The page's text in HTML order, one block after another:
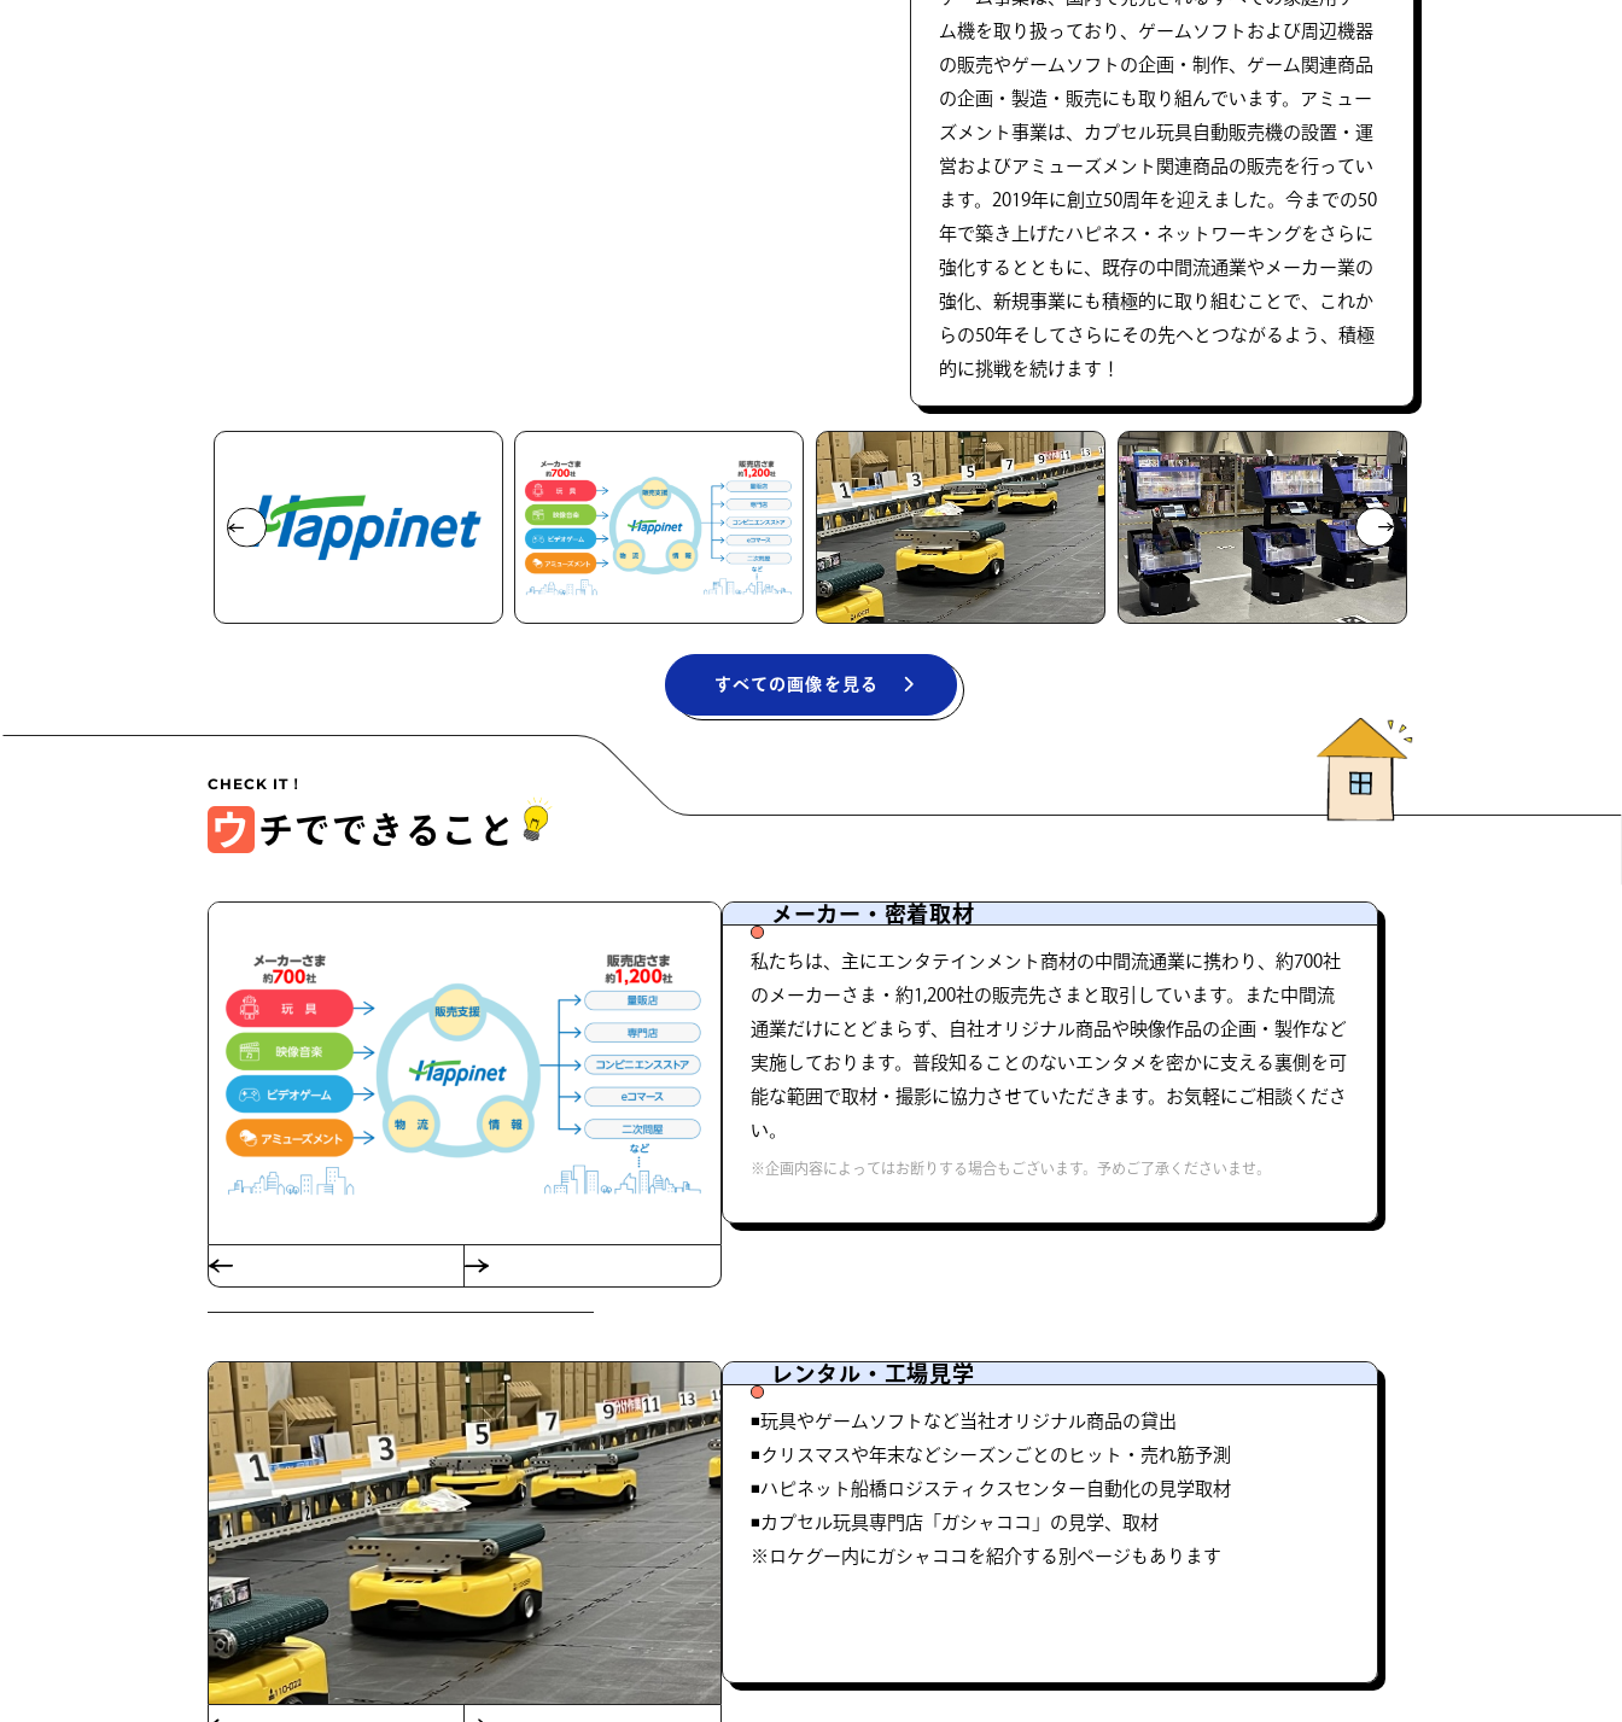
ム機を取り扱っており、ゲームソフトおよび周辺機器
の販売やゲームソフトの企画・制作、ゲーム関連商品
の企画・製造・販売にも取り組んでいます。アミュー
ズメント事業は、カプセル玩具自動販売機の設置・運
営およびアミューズメント関連商品の販売を行ってい
ます。2019年に創立50周年を迎えました。今までの50
年で築き上げたハピネス・ネットワーキングをさらに
強化するとともに、既存の中間流通業やメーカー業の
強化、新規事業にも積極的に取り組むことで、これか
らの50年そしてさらにその先へとつながるよう、積極
的に挑戦を続けます！
すべての画像を見る
ウ チでできること
メーカー・密着取材
私たちは、主にエンタテインメント商材の中間流通業に携わり、約700社
のメーカーさま・約1,200社の販売先さまと取引しています。また中間流
通業だけにとどまらず、自社オリジナル商品や映像作品の企画・製作など
実施しております。普段知ることのないエンタメを密かに支える裏側を可
能な範囲で取材・撮影に協力させていただきます。お気軽にご相談くださ
い。
※企画内容によってはお断りする場合もございます。予めご了承くださいませ。
レンタル・工場見学
◾️玩具やゲームソフトなど当社オリジナル商品の貸出
◾️クリスマスや年末などシーズンごとのヒット・売れ筋予測
◾️ハピネット船橋ロジスティクスセンター自動化の見学取材
◾️カプセル玩具専門店「ガシャココ」の見学、取材
※ロケグー内にガシャココを紹介する別ページもあります